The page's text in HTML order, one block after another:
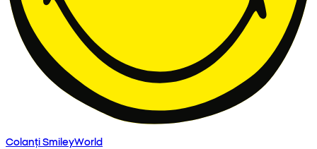
Colanți SmileyWorld